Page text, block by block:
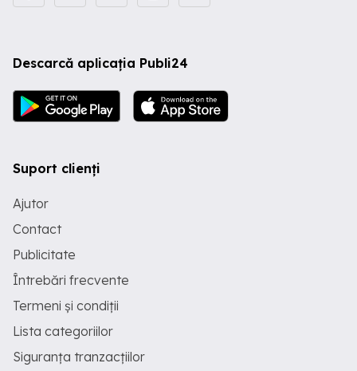
Descarcă aplicația Publi24
Suport clienți
Ajutor
Contact
Publicitate
Întrebări frecvente
Termeni și condiții
Lista categoriilor
Siguranța tranzacțiilor